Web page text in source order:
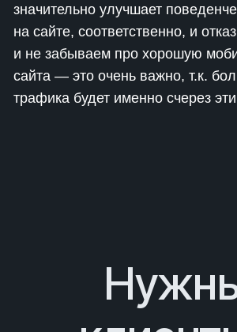
значительно улучшает
на сайте, соответственно, и
и не забываем про хорошую
сайта — это очень важно, т.к.
трафика будет именно счерез